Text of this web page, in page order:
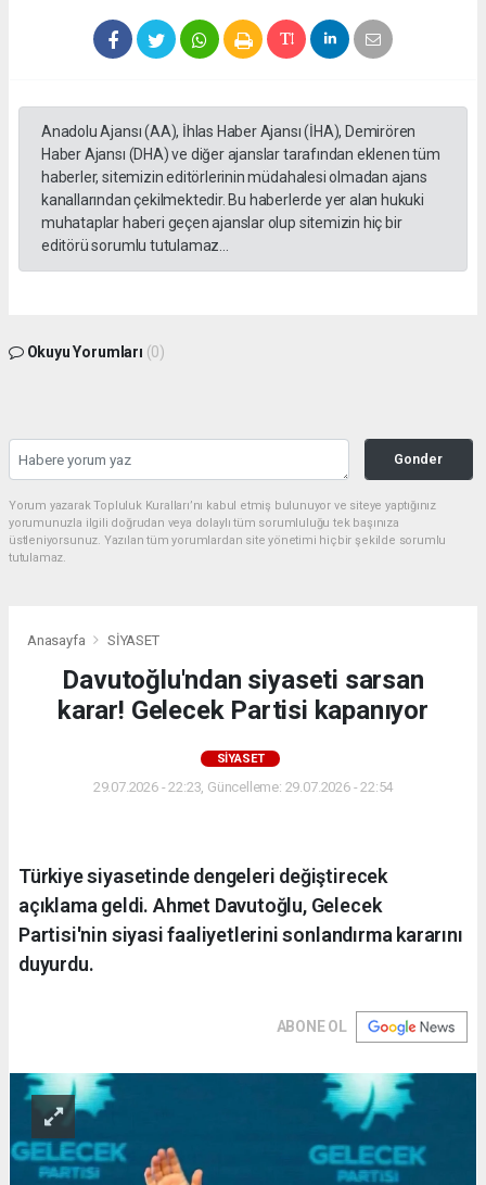
Anadolu Ajansı (AA), İhlas Haber Ajansı (İHA), Demirören
Haber Ajansı (DHA) ve diğer ajanslar tarafından eklenen tüm
haberler, sitemizin editörlerinin müdahalesi olmadan ajans
kanallarından çekilmektedir. Bu haberlerde yer alan hukuki
muhataplar haberi geçen ajanslar olup sitemizin hiç bir
editörü sorumlu tutulamaz...
Okuyu Yorumları (0)
Gonder
Yorum yazarak Topluluk Kuralları’nı kabul etmiş bulunuyor ve siteye yaptığınız
yorumunuzla ilgili doğrudan veya dolaylı tüm sorumluluğu tek başınıza
üstleniyorsunuz. Yazılan tüm yorumlardan site yönetimi hiçbir şekilde sorumlu
tutulamaz.
Anasayfa SİYASET
Davutoğlu'ndan siyaseti sarsan
karar! Gelecek Partisi kapanıyor
SİYASET
29.07.2026 - 22:23, Güncelleme: 29.07.2026 - 22:54
Türkiye siyasetinde dengeleri değiştirecek
açıklama geldi. Ahmet Davutoğlu, Gelecek
Partisi'nin siyasi faaliyetlerini sonlandırma kararını
duyurdu.
ABONE OL